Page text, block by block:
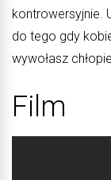
kontrowersyjnie.
do tego gdy
wywołasz
Film